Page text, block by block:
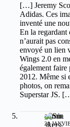
[…] Jeremy
Adidas. Ces
inventé une
En la regardant
n’aurait pas
envoyé un lien
Wings 2.0 en
également
2012. Même si
photos, on
Superstar JS.
admin
20